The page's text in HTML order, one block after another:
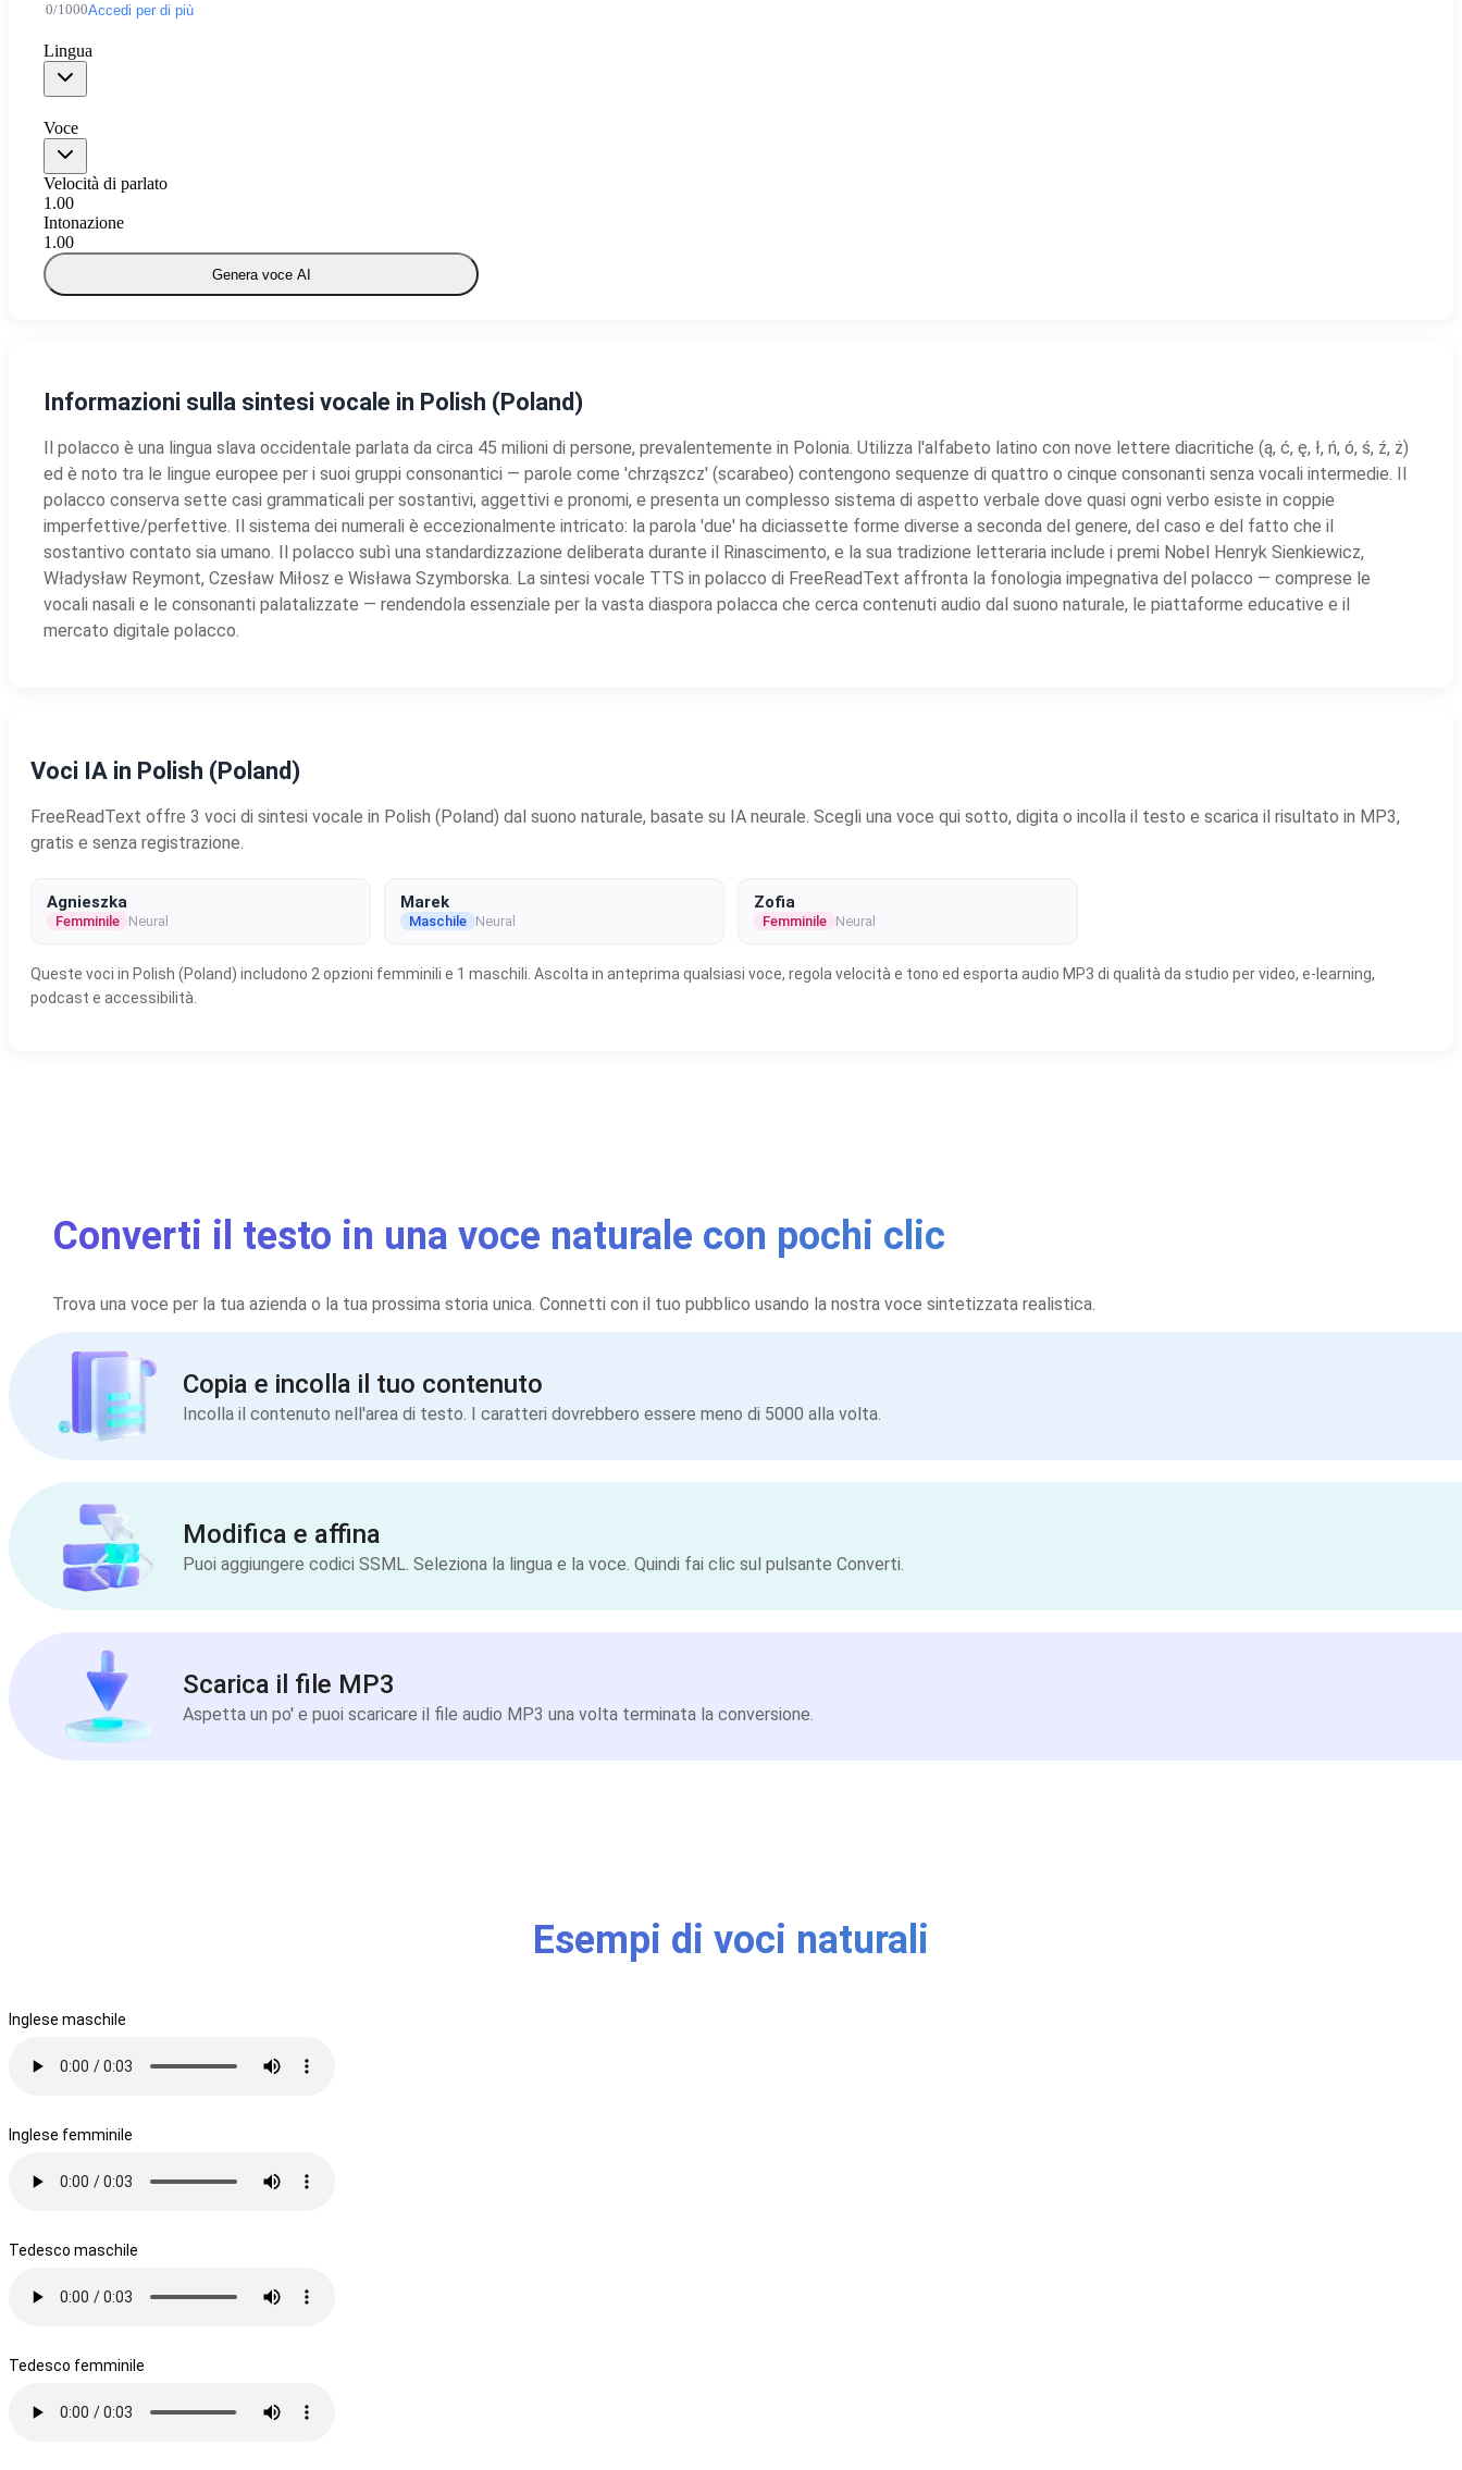
0/1000Accedi per di più
Lingua
Voce
Velocità di parlato
1.00
Intonazione
1.00
Genera voce AI
Informazioni sulla sintesi vocale in Polish (Poland)
Il polacco è una lingua slava occidentale parlata da circa 45 milioni di persone, prevalentemente in Polonia. Utilizza l'alfabeto latino con nove lettere diacritiche (ą, ć, ę, ł, ń, ó, ś, ź, ż)
ed è noto tra le lingue europee per i suoi gruppi consonantici — parole come 'chrząszcz' (scarabeo) contengono sequenze di quattro o cinque consonanti senza vocali intermedie. Il
polacco conserva sette casi grammaticali per sostantivi, aggettivi e pronomi, e presenta un complesso sistema di aspetto verbale dove quasi ogni verbo esiste in coppie
imperfettive/perfettive. Il sistema dei numerali è eccezionalmente intricato: la parola 'due' ha diciassette forme diverse a seconda del genere, del caso e del fatto che il
sostantivo contato sia umano. Il polacco subì una standardizzazione deliberata durante il Rinascimento, e la sua tradizione letteraria include i premi Nobel Henryk Sienkiewicz,
Władysław Reymont, Czesław Miłosz e Wisława Szymborska. La sintesi vocale TTS in polacco di FreeReadText affronta la fonologia impegnativa del polacco — comprese le
vocali nasali e le consonanti palatalizzate — rendendola essenziale per la vasta diaspora polacca che cerca contenuti audio dal suono naturale, le piattaforme educative e il
mercato digitale polacco.
Voci IA in Polish (Poland)
FreeReadText offre 3 voci di sintesi vocale in Polish (Poland) dal suono naturale, basate su IA neurale. Scegli una voce qui sotto, digita o incolla il testo e scarica il risultato in MP3,
gratis e senza registrazione.
Agnieszka
Femminile Neural
Marek
Maschile Neural
Zofia
Femminile Neural
Queste voci in Polish (Poland) includono 2 opzioni femminili e 1 maschili. Ascolta in anteprima qualsiasi voce, regola velocità e tono ed esporta audio MP3 di qualità da studio per video, e-learning,
podcast e accessibilità.
Converti il testo in una voce naturale con pochi clic
Trova una voce per la tua azienda o la tua prossima storia unica. Connetti con il tuo pubblico usando la nostra voce sintetizzata realistica.
Copia e incolla il tuo contenuto
Incolla il contenuto nell'area di testo. I caratteri dovrebbero essere meno di 5000 alla volta.
Modifica e affina
Puoi aggiungere codici SSML. Seleziona la lingua e la voce. Quindi fai clic sul pulsante Converti.
Scarica il file MP3
Aspetta un po' e puoi scaricare il file audio MP3 una volta terminata la conversione.
Esempi di voci naturali
Inglese maschile
Inglese femminile
Tedesco maschile
Tedesco femminile